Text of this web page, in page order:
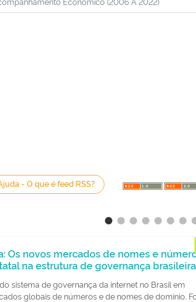
- O que é feed RSS?
Regulação Econômica Menção
uma potencial contribuição à
As operadoras de planos de saúde,